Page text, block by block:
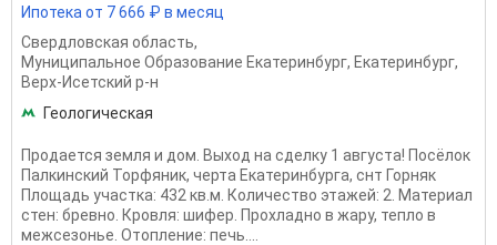
Ипотека от 7 666 ₽ в месяц
Свердловская область,
Муниципальное Образование Екатеринбург, Екатеринбург,
Верх-Исетский р-н
Геологическая
Продается земля и дом. Выход на сделку 1 августа! Посёлок
Палкинский Торфяник, черта Екатеринбурга, снт Горняк
Площадь участка: 432 кв.м. Количество этажей: 2. Материал
стен: бревно. Кровля: шифер. Прохладно в жару, тепло в
межсезонье. Отопление: печь....